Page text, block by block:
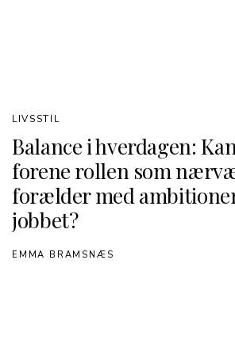
Balance i hverdagen:
forene rollen som
forælder med
jobbet?
LIVSSTIL
EMMA BRAMSNÆS